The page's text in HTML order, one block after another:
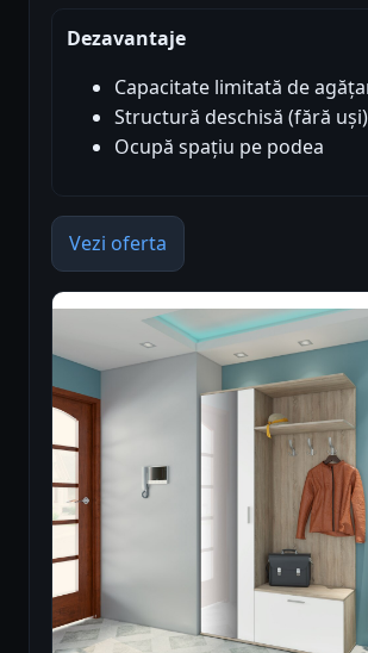
Dezavantaje
Capacitate limitată de
Structură deschisă (fără uși)
Ocupă spațiu pe podea
Vezi oferta